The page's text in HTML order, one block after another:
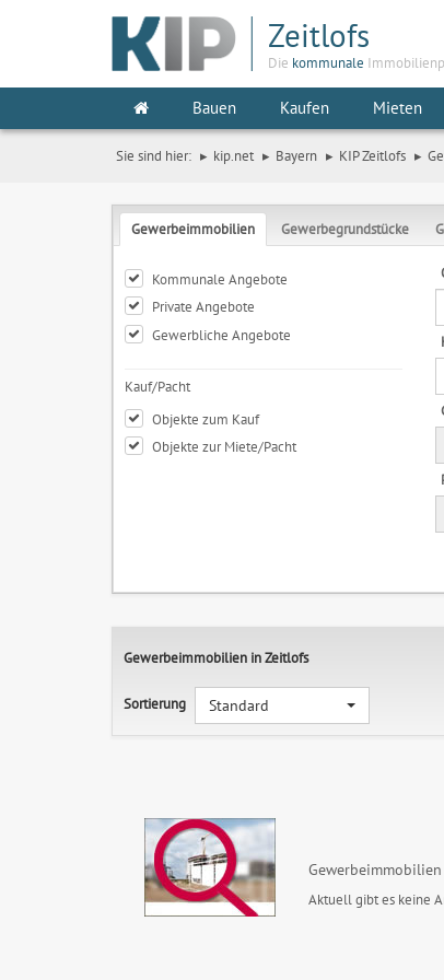
Zeitlofs
Die kommunale
Bauen Kaufen Mieten
Sie sind hier: kip.net Bayern KIP Zeitlofs
Gewerbeimmobilien Gewerbegrundstücke
Kommunale Angebote
Private Angebote
Gewerbliche Angebote
Kauf/Pacht
Objekte zum Kauf
Objekte zur Miete/Pacht
Gewerbeimmobilien in Zeitlofs
Sortierung Standard
Aktuell gibt es keine